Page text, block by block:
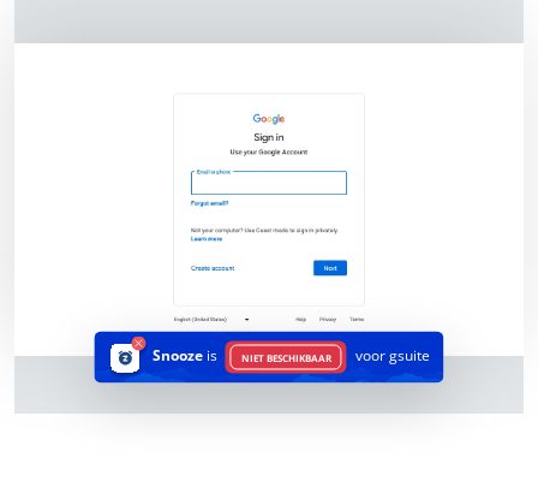
Snoozeis NIET BESCHIKBAAR voor gsuite